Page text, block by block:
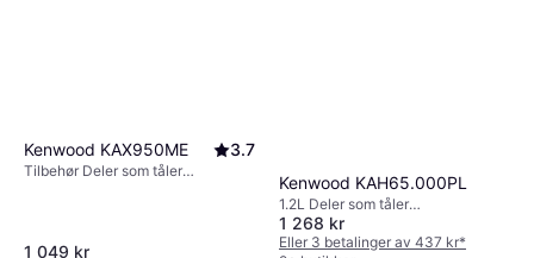
Kenwood KAX950ME 3.7
Tilbehør Deler som tåler
1 049 kr
Kenwood KAH65.000PL
1.2L Deler som tåler
oppvaskmaskin, Sikkerhetslås
1 268 kr
Eller 3 betalinger av 437 kr*